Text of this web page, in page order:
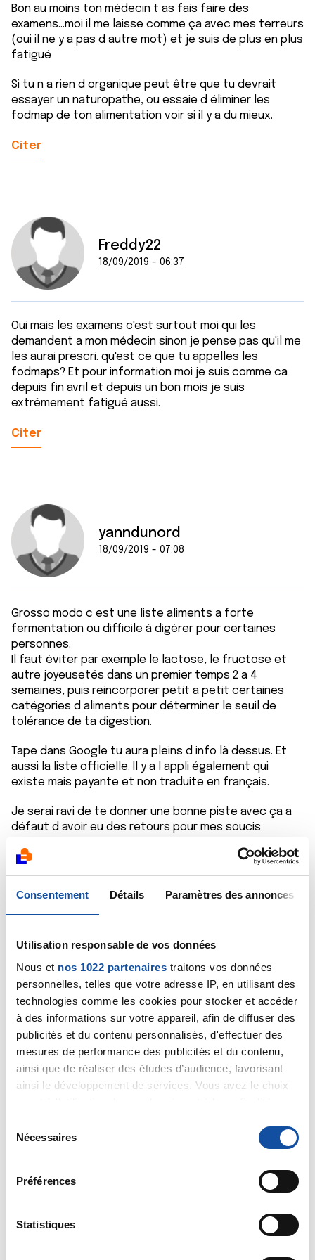
Consentement Détails Paramètres des annonces
Utilisation responsable de vos données
Nous et nos 1022 partenaires traitons vos données
personnelles, telles que votre adresse IP, en utilisant des
technologies comme les cookies pour stocker et accéder
à des informations sur votre appareil, afin de diffuser des
publicités et du contenu personnalisés, d'effectuer des
mesures de performance des publicités et du contenu,
ainsi que de réaliser des études d’audience, favorisant
ainsi le développement de services. Vous avez le choix
quant à l'utilisation de vos données et à leurs finalités.
tout moment en consultant la Déclaration relative aux
cookies ou en cliquant sur l'icône de confidentialité.
Si vous le permettez, nous aimerions également :
géographique qui peuvent être précises à plusieurs
Identifier votre appareil en l'analysant activement
Nécessaires
Préférences
Statistiques
Bon au moins ton médecin t as fais faire des
examens...moi il me laisse comme ça avec mes terreurs
(oui il ne y a pas d autre mot) et je suis de plus en plus
fatigué
Si tu n a rien d organique peut être que tu devrait
essayer un naturopathe, ou essaie d éliminer les
fodmap de ton alimentation voir si il y a du mieux.
Citer
Freddy22
18/09/2019 - 06:37
Oui mais les examens c'est surtout moi qui les
demandent a mon médecin sinon je pense pas qu'il me
les aurai prescri. qu'est ce que tu appelles les
fodmaps? Et pour information moi je suis comme ca
depuis fin avril et depuis un bon mois je suis
extrêmement fatigué aussi.
Citer
yanndunord
18/09/2019 - 07:08
Grosso modo c est une liste aliments a forte
fermentation ou difficile à digérer pour certaines
personnes.
Il faut éviter par exemple le lactose, le fructose et
autre joyeusetés dans un premier temps 2 a 4
semaines, puis reincorporer petit a petit certaines
catégories d aliments pour déterminer le seuil de
tolérance de ta digestion.
Tape dans Google tu aura pleins d info là dessus. Et
aussi la liste officielle. Il y a l appli également qui
existe mais payante et non traduite en français.
Je serai ravi de te donner une bonne piste avec ça a
défaut d avoir eu des retours pour mes soucis
Citer
18/09/2019 - 07:10
Demandé aussi a faire un breathtest ça pourrait être
aussi un Sibo
Citer